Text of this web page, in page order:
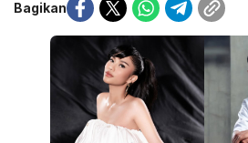
Bagikan